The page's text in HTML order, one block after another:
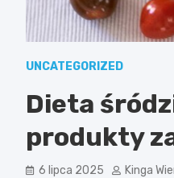
UNCATEGORIZED
Dieta
produkty
6 lipca 2025 Kinga